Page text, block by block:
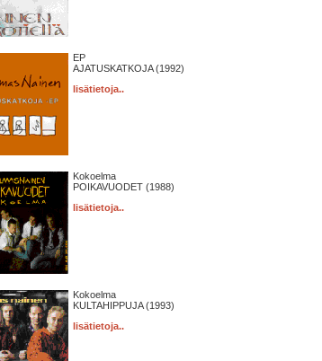
EP
AJATUSKATKOJA (1992)
lisätietoja..
Kokoelma
POIKAVUODET (1988)
lisätietoja..
Kokoelma
KULTAHIPPUJA (1993)
lisätietoja..